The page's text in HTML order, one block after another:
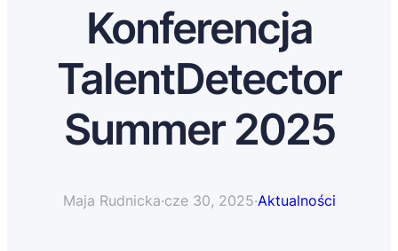
Konferencja
TalentDetector
Summer 2025
Maja Rudnicka·cze 30, 2025·Aktualności